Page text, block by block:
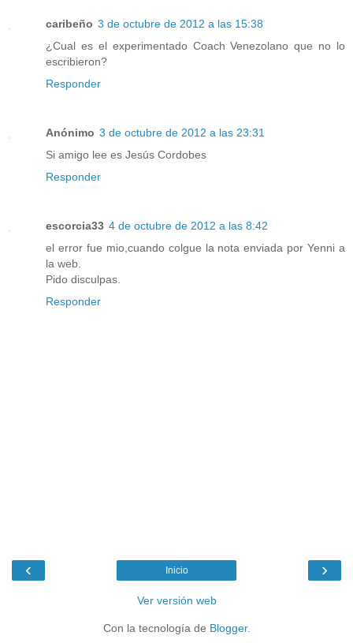
caribeño 3 de octubre de 2012 a las 15:38
¿Cual es el experimentado Coach Venezolano que no lo
escribieron?
Responder
Anónimo 3 de octubre de 2012 a las 23:31
Si amigo lee es Jesús Cordobes
Responder
escorcia33 4 de octubre de 2012 a las 8:42
el error fue mio,cuando colgue la nota enviada por Yenni a
la web.
Pido disculpas.
Responder
‹ ›
Inicio
Ver versión web
Con la tecnología de Blogger.